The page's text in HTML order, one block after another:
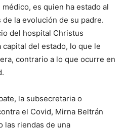
es quien ha estado al
la evolución de su padre.
del hospital Christus
del estado, lo que le
contrario a lo que ocurre en
la subsecretaria o
el Covid, Mirna Beltrán
las riendas de una